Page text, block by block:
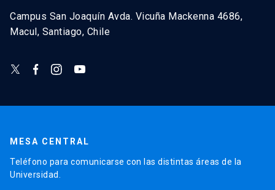
Campus San Joaquín Avda. Vicuña Mackenna 4686,
Macul, Santiago, Chile
MESA CENTRAL
Teléfono para comunicarse con las distintas áreas de la
Universidad.